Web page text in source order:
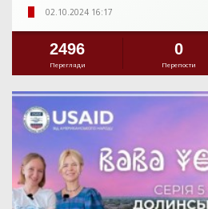
02.10.2024 16:17
2496
Перегляди
0
Перепости